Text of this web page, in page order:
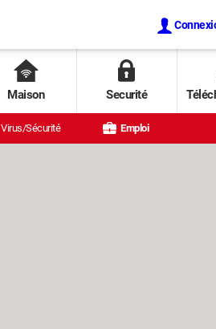
Maison Securité
Virus/Sécurité Emploi